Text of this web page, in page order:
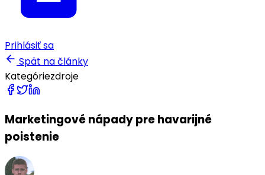
Prihlásiť sa
Spät na články
Kategóriezdroje
Marketingové nápady pre havarijné
poistenie